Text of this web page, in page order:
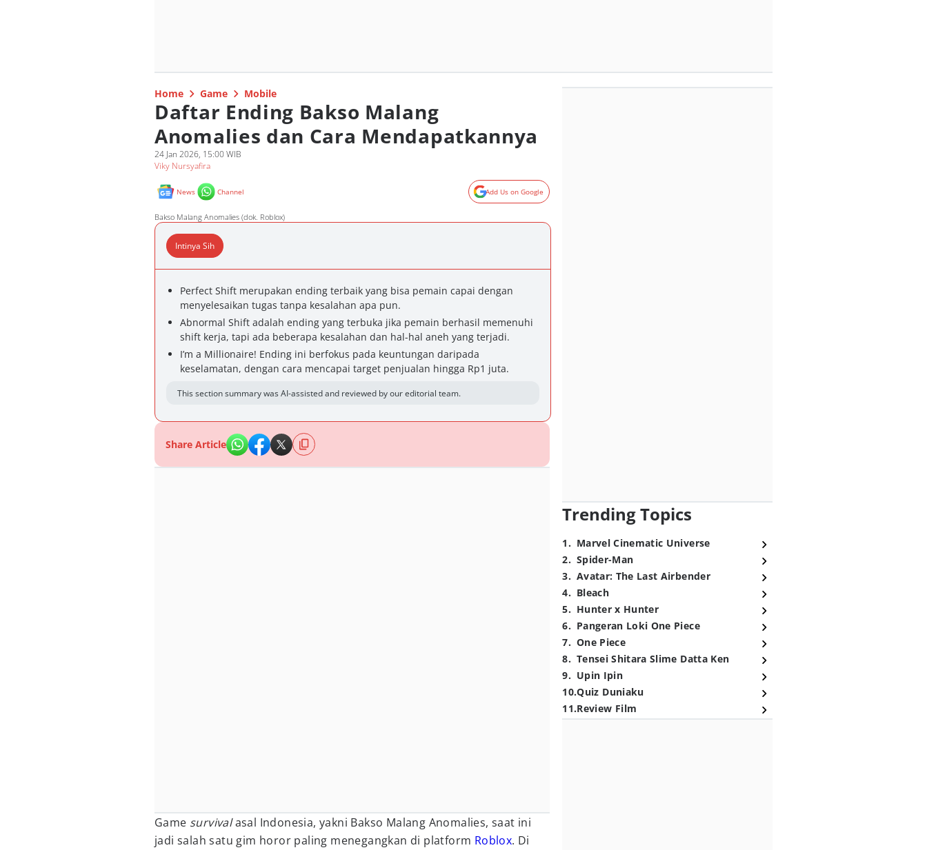
Home Game Mobile
Daftar Ending Bakso Malang
Anomalies dan Cara Mendapatkannya
24 Jan 2026, 15:00 WIB
Viky Nursyafira
News Channel Add Us on Google
Bakso Malang Anomalies (dok. Roblox)
Intinya Sih
Perfect Shift merupakan ending terbaik yang bisa pemain capai dengan
menyelesaikan tugas tanpa kesalahan apa pun.
Abnormal Shift adalah ending yang terbuka jika pemain berhasil memenuhi
shift kerja, tapi ada beberapa kesalahan dan hal-hal aneh yang terjadi.
I’m a Millionaire! Ending ini berfokus pada keuntungan daripada
keselamatan, dengan cara mencapai target penjualan hingga Rp1 juta.
This section summary was AI-assisted and reviewed by our editorial team.
Share Article
Game survivalasal Indonesia, yakni Bakso Malang Anomalies, saat ini
jadi salah satu gim horor paling menegangkan di platform Roblox. Di
Trending Topics
1. Marvel Cinematic Universe
2. Spider-Man
3. Avatar: The Last Airbender
4. Bleach
5. Hunter x Hunter
6. Pangeran Loki One Piece
7. One Piece
8. Tensei Shitara Slime Datta Ken
9. Upin Ipin
10.Quiz Duniaku
11.Review Film